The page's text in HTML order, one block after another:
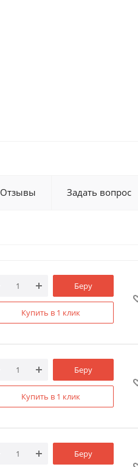
Отзывы Задать вопрос
Беру
Купить в 1 клик
Беру
Купить в 1 клик
Беру